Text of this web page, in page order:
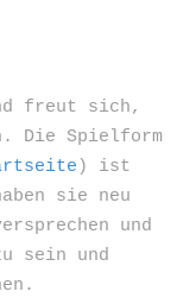
freut sich,
Die Spielform
) ist
sie neu
und
sein und